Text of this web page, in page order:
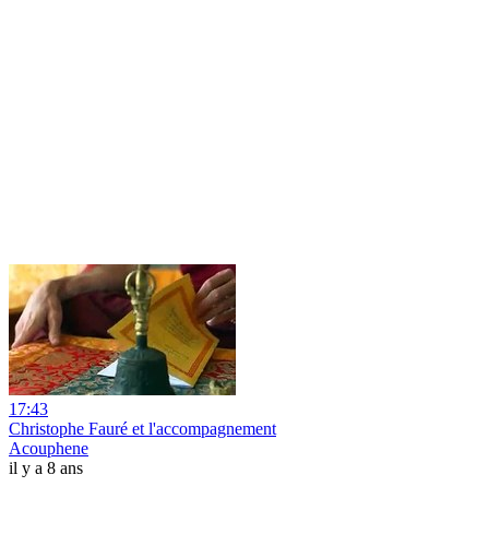
17:43
Christophe Fauré et l'accompagnement
Acouphene
il y a 8 ans